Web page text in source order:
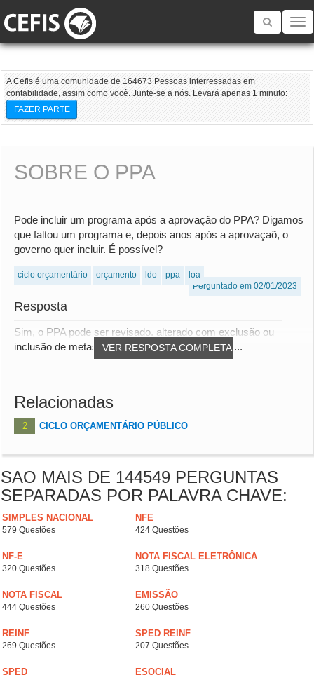
Toggle
A Cefis é uma comunidade de 164673 Pessoas interressadas em
contabilidade, assim como você. Junte-se a nós. Levará apenas 1 minuto:
FAZER PARTE
SOBRE O PPA
Pode incluir um programa após a aprovação do PPA? Digamos
que faltou um programa e, depois anos após a aprovaçaõ, o
governo quer incluir. É possível?
ciclo orçamentário orçamento ldo ppa
loa
Perguntado em 02/01/2023
Resposta
VER RESPOSTA COMPLETA
Sim, o PPA pode ser revisado, alterado com exclusão ou
inclusão de metas e programas ( salvo algumas...
Relacionadas
2 CICLO ORÇAMENTÁRIO PÚBLICO
SAO MAIS DE 144549 PERGUNTAS
SEPARADAS POR PALAVRA CHAVE:
SIMPLES NACIONAL
579 Questões
NFE
424 Questões
NF-E
320 Questões
NOTA FISCAL ELETRÔNICA
318 Questões
NOTA FISCAL
444 Questões
EMISSÃO
260 Questões
REINF
269 Questões
SPED REINF
207 Questões
SPED ESOCIAL